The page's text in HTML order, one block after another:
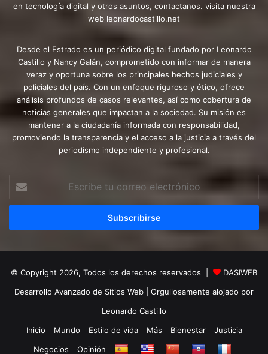
en tecnología digital y otros asuntos, contactanos. visita nuestra
web leonardocastillo.net
Desde el Estrado es un periódico digital fundado por Leonardo
Castillo y Nancy Galán, comprometido con informar de manera
veraz y oportuna sobre los principales hechos judiciales y
policiales del país. Con un enfoque riguroso y ético, ofrece
análisis profundos de casos relevantes, así como cobertura de
noticias generales que impactan a la sociedad. Su misión es
mantener a la ciudadanía informada con responsabilidad,
promoviendo la transparencia y el acceso a la justicia a través del
periodismo independiente y profesional.
correo
© Copyright 2026, Todos los derechos reservados |
DASIWEB
Desarrollo Avanzado de Sitios Web | Orgullosamente alojado por
Leonardo Castillo
Inicio
Mundo Estilo de vida Más Bienestar
Justicia
Negocios
Opinión